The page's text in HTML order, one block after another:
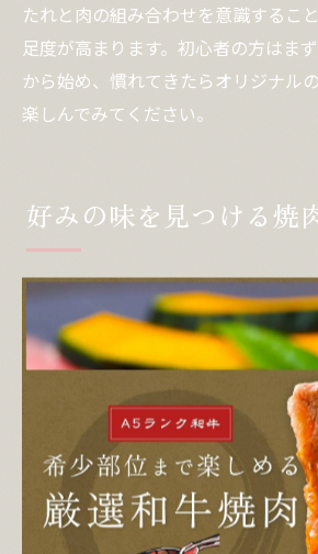
たれと肉の組み合わせを意識するこ
足度が高まります。初心者の方はま
から始め、慣れてきたらオリジナル
楽しんでみてください。
好みの味を見つける焼
焼肉のたれを徹底比較するポイン
焼肉のたれを選ぶ際、まず大切なの
と「用途の幅広さ」です。甘口・辛
噌ベースなど、多彩な種類が市販さ
肉や野菜の旨みを引き出す特徴があ
自分の好みに合うのか迷う方も多い
選び方のポイントとしては、原材料